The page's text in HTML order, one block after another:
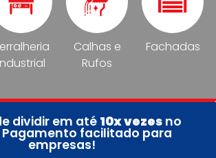
Calhas e
Rufos
Fachadas
dividir em até 10x vezes no
facilitado para
empresas!